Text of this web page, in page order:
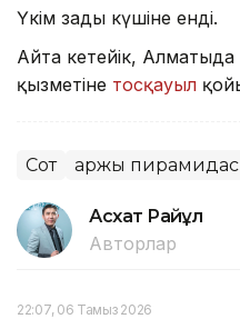
Үкім заңды күшіне енді.
Айта кетейік,
қызметіне тосқауыл
Сот Қаржы
Асхат Райқұл
Авторлар
22:07, 06 Тамыз 2026